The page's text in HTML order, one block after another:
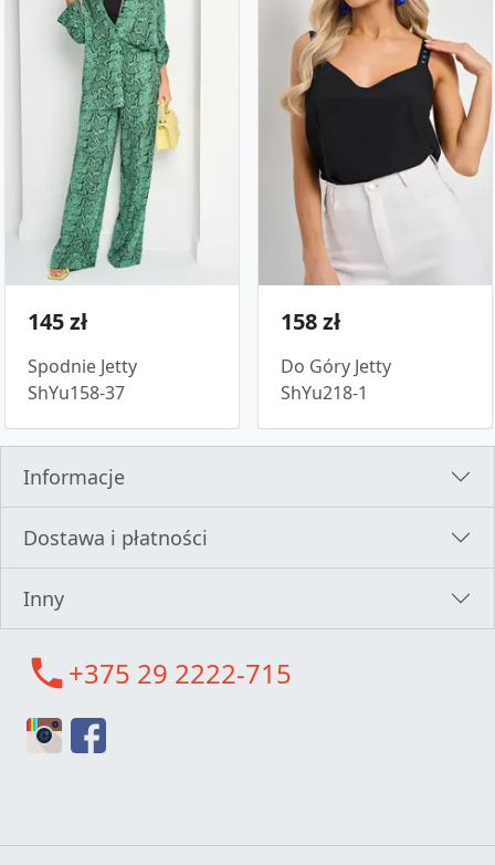
145 zł
Spodnie Jetty
ShYu158-37
158 zł
Do Góry Jetty
ShYu218-1
Informacje
Dostawa i płatności
Inny
call+375 29 2222-715